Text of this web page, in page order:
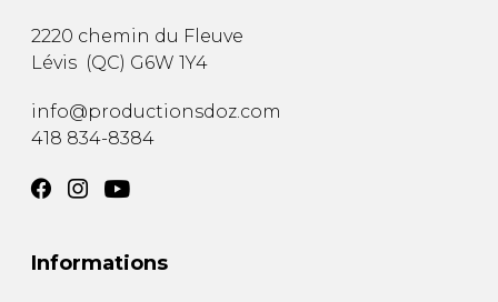
2220 chemin du Fleuve
Lévis (QC) G6W 1Y4
info@productionsdoz.com
418 834-8384
Informations